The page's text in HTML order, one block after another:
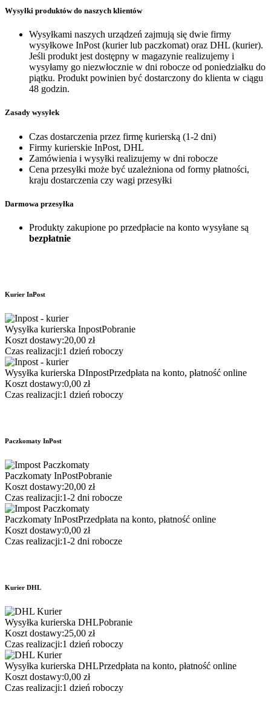
Wysyłki produktów do naszych klientów
Wysyłkami naszych urządzeń zajmują się dwie firmy
wysyłkowe InPost (kurier lub paczkomat) oraz DHL (kurier).
Jeśli produkt jest dostępny w magazynie realizujemy i
wysyłamy go niezwłocznie w dni robocze od poniedziałku do
piątku. Produkt powinien być dostarczony do klienta w ciągu
48 godzin.
Zasady wysyłek
Czas dostarczenia przez firmę kurierską (1-2 dni)
Firmy kurierskie InPost, DHL
Zamówienia i wysyłki realizujemy w dni robocze
Cena przesyłki może być uzależniona od formy płatności,
kraju dostarczenia czy wagi przesyłki
Darmowa przesyłka
Produkty zakupione po przedpłacie na konto wysyłane są
bezpłatnie
Kurier InPost
Wysyłka kurierska InpostPobranie
Koszt dostawy:20,00 zł
Czas realizacji:1 dzień roboczy
Wysyłka kurierska DInpostPrzedpłata na konto, płatność online
Koszt dostawy:0,00 zł
Czas realizacji:1 dzień roboczy
Paczkomaty InPost
Paczkomaty InPostPobranie
Koszt dostawy:20,00 zł
Czas realizacji:1-2 dni robocze
Paczkomaty InPostPrzedpłata na konto, płatność online
Koszt dostawy:0,00 zł
Czas realizacji:1-2 dni robocze
Kurier DHL
Wysyłka kurierska DHLPobranie
Koszt dostawy:25,00 zł
Czas realizacji:1 dzień roboczy
Wysyłka kurierska DHLPrzedpłata na konto, płatność online
Koszt dostawy:0,00 zł
Czas realizacji:1 dzień roboczy